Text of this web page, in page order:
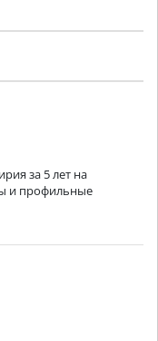
за 5 лет на
и профильные